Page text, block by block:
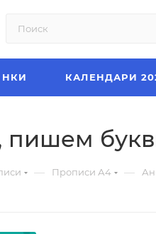
КАЛЕНДАРИ
— Прописи А4 —